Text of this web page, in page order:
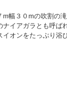
m幅３０mの吹割の
ナイアガラとも呼ば
イオンをたっぷり浴